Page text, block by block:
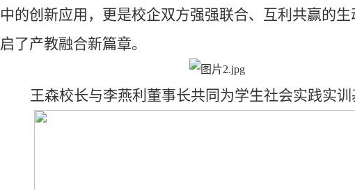
中的创新应用，更是校企双方强强联合、互利共赢的生
启了产教融合新篇章。
王森校长与李燕利董事长共同为学生社会实践实训